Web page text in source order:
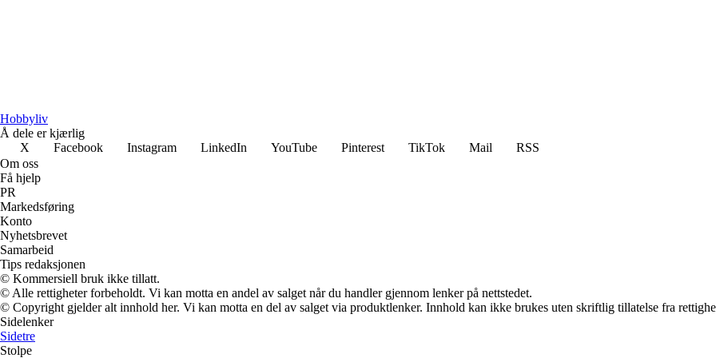
Hobbyliv
Å dele er kjærlig
X
Facebook Instagram LinkedIn YouTube Pinterest TikTok Mail
RSS
Om oss
Få hjelp
PR
Markedsføring
Konto
Nyhetsbrevet
Samarbeid
Tips redaksjonen
© Kommersiell bruk ikke tillatt.
© Alle rettigheter forbeholdt. Vi kan motta en andel av salget når du handler gjennom lenker på nettstedet.
© Copyright gjelder alt innhold her. Vi kan motta en del av salget via produktlenker. Innhold kan ikke brukes uten skriftlig tillatelse fra
Sidelenker
Sidetre
Stolpe